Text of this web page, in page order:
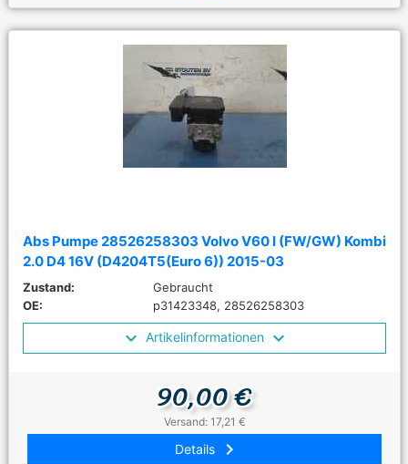
Abs Pumpe 28526258303 Volvo V60 I (FW/GW) Kombi
2.0 D4 16V (D4204T5(Euro 6)) 2015-03
Zustand:
Gebraucht
OE:
p31423348, 28526258303
Artikelinformationen
90,00 €
Versand: 17,21 €
Details keyboard_arrow_right